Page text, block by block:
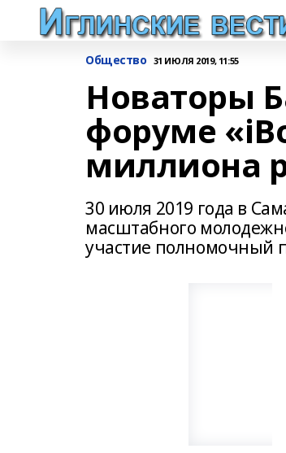
Общество 31 ИЮЛЯ 2019, 11:55
Новаторы
форуме
миллиона
30 июля 2019 года в
масштабного
участие полномочный